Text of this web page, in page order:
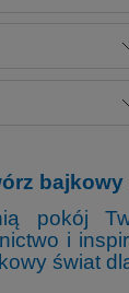
pokój
i
świat